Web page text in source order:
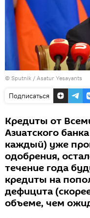
© Sputnik / Asatur Yesayants
Подписаться
Кредиты от
Азиатского
каждый) уже
одобрения,
течение года
кредиты на
дефицита
объеме, чем